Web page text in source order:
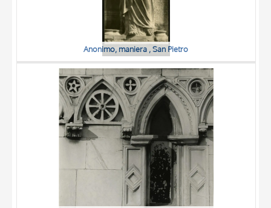
Anonimo, maniera , San Pietro